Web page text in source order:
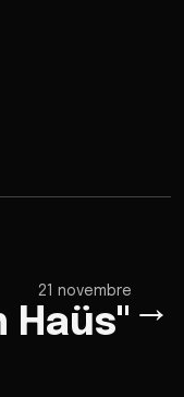
21 novembre
Haüs" →